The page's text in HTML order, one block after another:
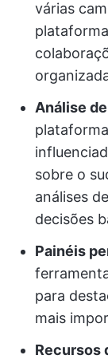
várias
Análise
sobre o
análises
decisões
Painéis
para
mais
Recursos